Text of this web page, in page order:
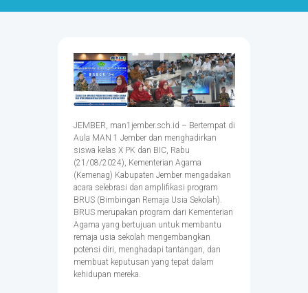
JEMBER, man1jember.sch.id – Bertempat di
Aula MAN 1 Jember dan menghadirkan
siswa kelas X PK dan BIC, Rabu
(21/08/2024), Kementerian Agama
(Kemenag) Kabupaten Jember mengadakan
acara selebrasi dan amplifikasi program
BRUS (Bimbingan Remaja Usia Sekolah).
BRUS merupakan program dari Kementerian
Agama yang bertujuan untuk membantu
remaja usia sekolah mengembangkan
potensi diri, menghadapi tantangan, dan
membuat keputusan yang tepat dalam
kehidupan mereka.